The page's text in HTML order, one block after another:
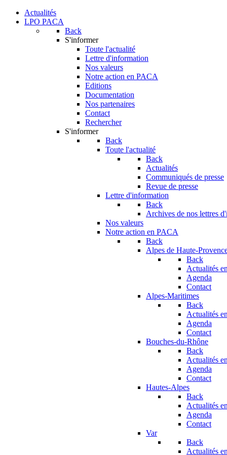
Actualités
LPO PACA
Back
S'informer
Toute l'actualité
Lettre d'information
Nos valeurs
Notre action en PACA
Editions
Documentation
Nos partenaires
Contact
Rechercher
S'informer
Back
Toute l'actualité
Back
Actualités
Communiqués de presse
Revue de presse
Lettre d'information
Back
Archives de nos lettres
Nos valeurs
Notre action en PACA
Back
Alpes de Haute-
Back
Actualités
Agenda
Contact
Alpes-Maritimes
Back
Actualités
Agenda
Contact
Bouches-du-Rhône
Back
Actualités
Agenda
Contact
Hautes-Alpes
Back
Actualités
Agenda
Contact
Var
Back
Actualités